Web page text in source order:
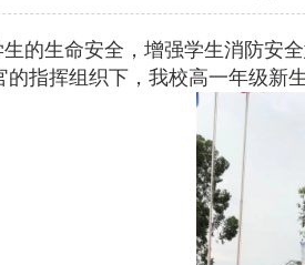
的生命安全，增强学生消防安
的指挥组织下，我校高一年级新